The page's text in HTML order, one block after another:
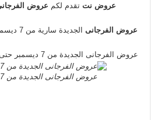
عروض نتتقدم لكم عروض
عروض الفرجانىالجديدة سارية من 7 ديسمبر 2017 حتى 20 ديسمبر 2017
عروض الفرجانى الجديدة من 7 ديسمبر حتى 20 ديسمبر 2017
عروض الفرجانى الجديدة من 7 ديسمبر حتى 20 ديسمبر 2017